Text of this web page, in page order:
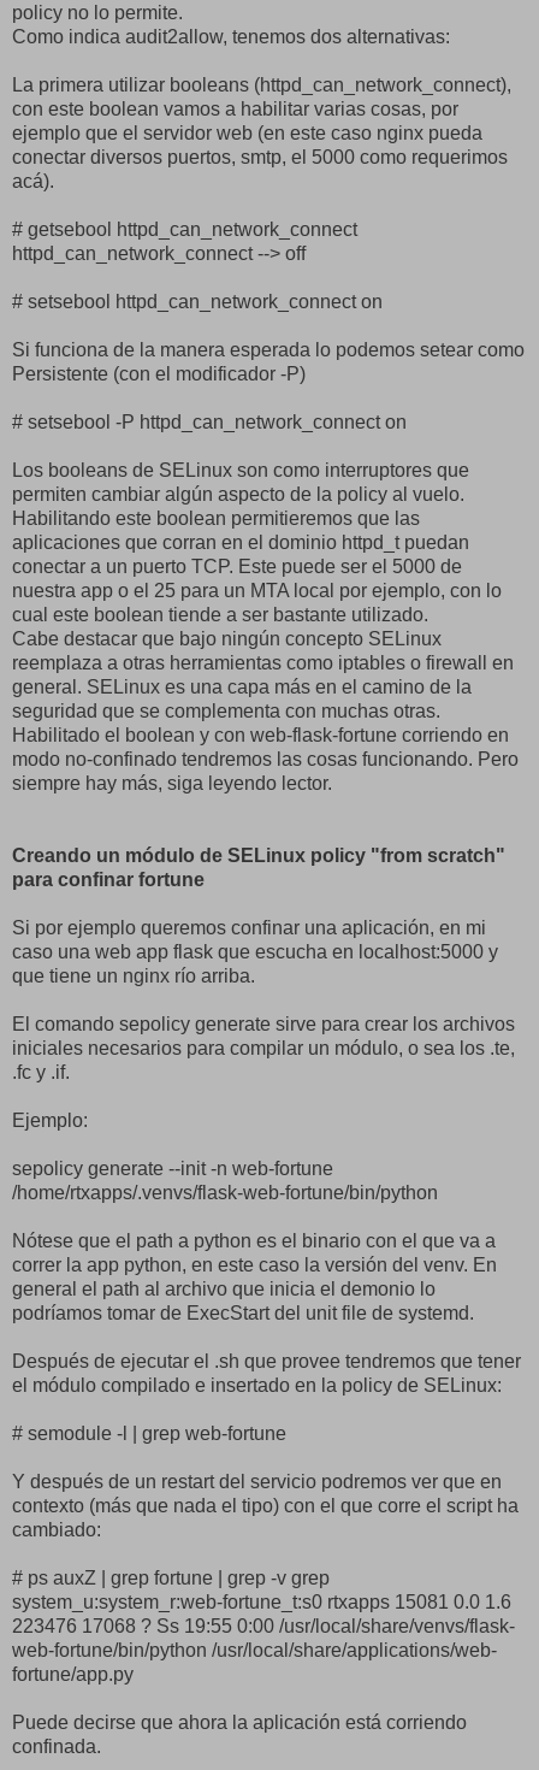
policy no lo permite.
Como indica audit2allow, tenemos dos alternativas:
La primera utilizar booleans (httpd_can_network_connect),
con este boolean vamos a habilitar varias cosas, por
ejemplo que el servidor web (en este caso nginx pueda
conectar diversos puertos, smtp, el 5000 como requerimos
acá).
# getsebool httpd_can_network_connect
httpd_can_network_connect --> off
# setsebool httpd_can_network_connect on
Si funciona de la manera esperada lo podemos setear como
Persistente (con el modificador -P)
# setsebool -P httpd_can_network_connect on
Los booleans de SELinux son como interruptores que
permiten cambiar algún aspecto de la policy al vuelo.
Habilitando este boolean permitieremos que las
aplicaciones que corran en el dominio httpd_t puedan
conectar a un puerto TCP. Este puede ser el 5000 de
nuestra app o el 25 para un MTA local por ejemplo, con lo
cual este boolean tiende a ser bastante utilizado.
Cabe destacar que bajo ningún concepto SELinux
reemplaza a otras herramientas como iptables o firewall en
general. SELinux es una capa más en el camino de la
seguridad que se complementa con muchas otras.
Habilitado el boolean y con web-flask-fortune corriendo en
modo no-confinado tendremos las cosas funcionando. Pero
siempre hay más, siga leyendo lector.
Creando un módulo de SELinux policy "from scratch"
para confinar fortune
Si por ejemplo queremos confinar una aplicación, en mi
caso una web app flask que escucha en localhost:5000 y
que tiene un nginx río arriba.
El comando sepolicy generate sirve para crear los archivos
iniciales necesarios para compilar un módulo, o sea los .te,
.fc y .if.
Ejemplo:
sepolicy generate --init -n web-fortune
/home/rtxapps/.venvs/flask-web-fortune/bin/python
Nótese que el path a python es el binario con el que va a
correr la app python, en este caso la versión del venv. En
general el path al archivo que inicia el demonio lo
podríamos tomar de ExecStart del unit file de systemd.
Después de ejecutar el .sh que provee tendremos que tener
el módulo compilado e insertado en la policy de SELinux:
# semodule -l | grep web-fortune
Y después de un restart del servicio podremos ver que en
contexto (más que nada el tipo) con el que corre el script ha
cambiado:
# ps auxZ | grep fortune | grep -v grep
system_u:system_r:web-fortune_t:s0 rtxapps 15081 0.0 1.6
223476 17068 ? Ss 19:55 0:00 /usr/local/share/venvs/flask-
web-fortune/bin/python /usr/local/share/applications/web-
fortune/app.py
Puede decirse que ahora la aplicación está corriendo
confinada.